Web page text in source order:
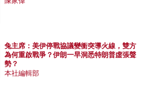
兔主席：美伊停戰協議變衝突導火線，雙方
為何重啟戰爭？伊朗一早洞悉特朗普虛張聲
勢？
本社編輯部